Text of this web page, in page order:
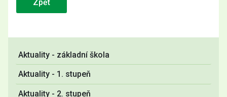
Aktuality - základní škola
Aktuality - 1. stupeň
Aktuality - 2. stupeň
Zpět